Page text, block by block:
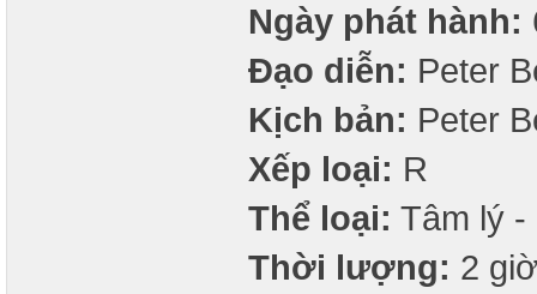
Ngày phát hành:
Đạo diễn: Peter
Kịch bản: Peter
Xếp loại: R
Thể loại: Tâm lý
Thời lượng: 2